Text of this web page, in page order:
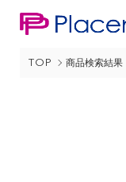
TOP 商品検索結果